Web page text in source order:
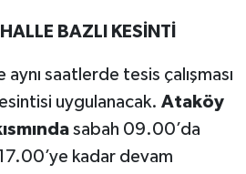
BAZLI KESİNTİ
saatlerde tesis çalışması
uygulanacak. Ataköy
sabah 09.00’da
kadar devam